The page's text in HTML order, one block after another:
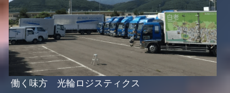
働く味方　光輪ロジスティクス